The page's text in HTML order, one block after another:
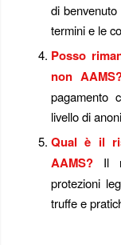
di
termini e le
Posso
non
pagamento
livello di
Qual è il
AAMS?Il
protezioni
truffe e